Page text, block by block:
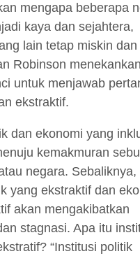
mengapa beberapa
kaya dan sejahtera,
lain tetap miskin dan
Robinson
untuk menjawab
ekstraktif.
dan ekonomi yang
kemakmuran
negara. Sebaliknya,
yang ekstraktif dan
akan mengakibatkan
stagnasi. Apa itu
“Institusi politik